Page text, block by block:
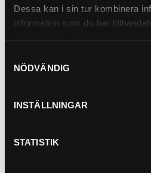
Dessa kan i sin tur kombinera
information som du har
NÖDVÄNDIG
INSTÄLLNINGAR
STATISTIK